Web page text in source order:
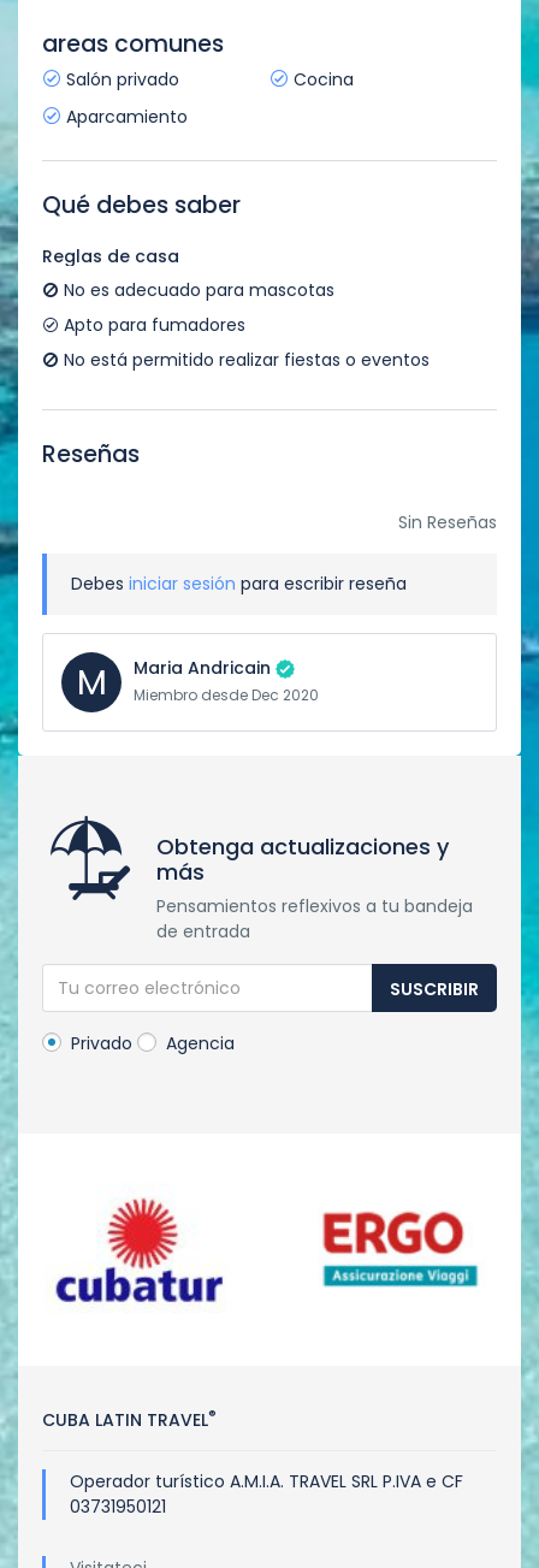
areas comunes
Salón privado
Cocina
Aparcamiento
Qué debes saber
Reglas de casa
No es adecuado para mascotas
Apto para fumadores
No está permitido realizar fiestas o eventos
Reseñas
Sin Reseñas
Debes iniciar sesión para escribir reseña
M Maria Andricain
Miembro desde Dec 2020
Obtenga actualizaciones y
más
Pensamientos reflexivos a tu bandeja
de entrada
SUSCRIBIR
Privado Agencia
CUBA LATIN TRAVEL®
Operador turístico A.M.I.A. TRAVEL SRL P.IVA e CF
03731950121